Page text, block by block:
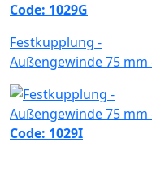
Code: 1029G
Festkupplung -
Außengewinde 75 mm
Code: 1029I